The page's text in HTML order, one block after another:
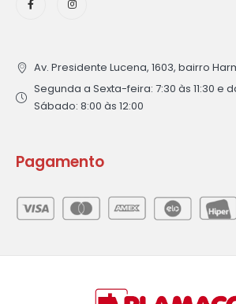
Av. Presidente Lucena, 1603, bairro
Segunda a Sexta-feira: 7:30 às 11:30 e
Sábado: 8:00 às 12:00
Pagamento